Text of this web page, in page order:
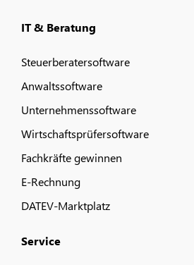
IT & Beratung
Steuerberatersoftware
Anwaltssoftware
Unternehmenssoftware
Wirtschaftsprüfersoftware
Fachkräfte gewinnen
E-Rechnung
DATEV-Marktplatz
Service